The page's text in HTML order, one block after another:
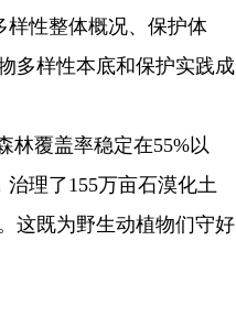
样性整体概况、保护体
多样性本底和保护实践成
林覆盖率稳定在55%以
理了155万亩石漠化土
这既为野生动植物们守好